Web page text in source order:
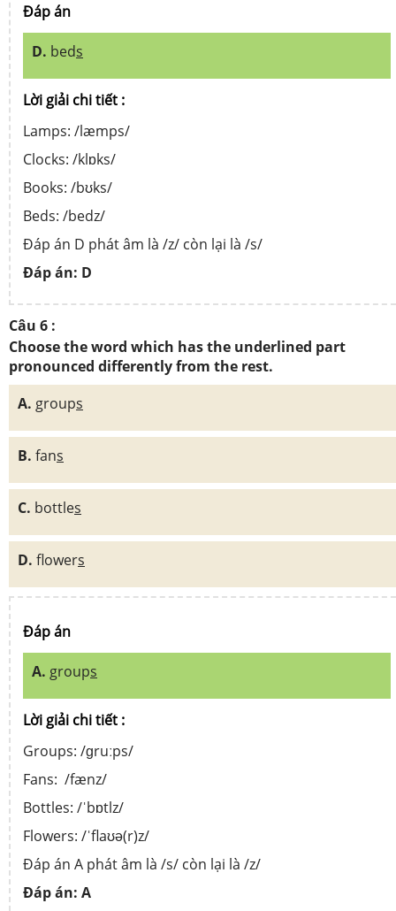
Đáp án
D. beds
Lời giải chi tiết :
Lamps: /læmps/
Clocks: /klɒks/
Books: /bʊks/
Beds: /bedz/
Đáp án D phát âm là /z/ còn lại là /s/
Đáp án: D
Câu 6 :
Choose the word which has the underlined part
pronounced differently from the rest.
A. groups
B. fans
C. bottles
D. flowers
Đáp án
A. groups
Lời giải chi tiết :
Groups: /ɡruːps/
Fans: /fænz/
Bottles: /ˈbɒtlz/
Flowers: /ˈflaʊə(r)z/
Đáp án A phát âm là /s/ còn lại là /z/
Đáp án: A